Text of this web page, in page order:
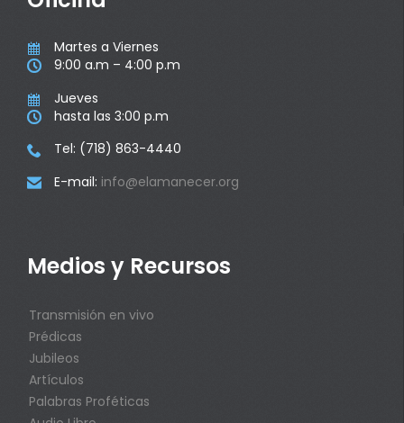
 Martes a Viernes
 9:00 a.m – 4:00 p.m
 Jueves
 hasta las 3:00 p.m
 Tel: (718) 863-4440
 E-mail: info@elamanecer.org
Medios y Recursos
Transmisión en vivo
Prédicas
Jubileos
Artículos
Palabras Proféticas